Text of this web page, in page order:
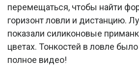
перемещаться, чтобы найти
горизонт ловли и дистанцию.
показали силиконовые
цветах. Тонкостей в ловле
полное видео!